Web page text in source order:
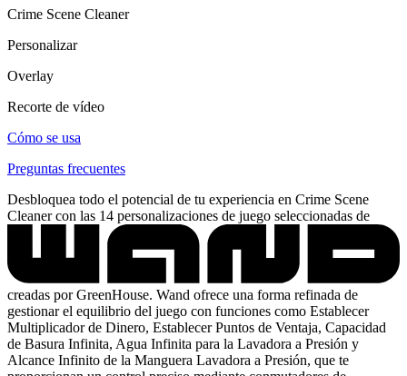
Crime Scene Cleaner
Personalizar
Overlay
Recorte de vídeo
Cómo se usa
Preguntas frecuentes
Desbloquea todo el potencial de tu experiencia en Crime Scene
Cleaner con las 14 personalizaciones de juego seleccionadas de
creadas por GreenHouse. Wand ofrece una forma refinada de
gestionar el equilibrio del juego con funciones como Establecer
Multiplicador de Dinero, Establecer Puntos de Ventaja, Capacidad
de Basura Infinita, Agua Infinita para la Lavadora a Presión y
Alcance Infinito de la Manguera Lavadora a Presión, que te